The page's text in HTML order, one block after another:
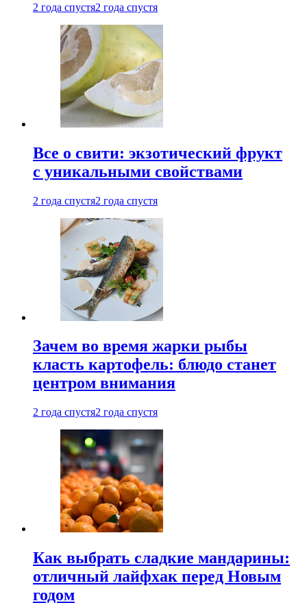
2 года спустя2 года спустя
Все о свити: экзотический фрукт
с уникальными свойствами
2 года спустя2 года спустя
Зачем во время жарки рыбы
класть картофель: блюдо станет
центром внимания
2 года спустя2 года спустя
Как выбрать сладкие мандарины:
отличный лайфхак перед Новым
годом